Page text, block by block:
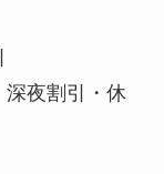
深夜割引・休